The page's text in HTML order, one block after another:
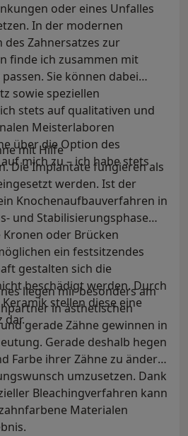
oder eines Unfalles
In der modernen
Zahnersatzes zur
finde ich zusammen mit
Sie können dabei
sowie speziellen
stets auf qualitativen und
Meisterlaboren
über die Option des
mich zu – ich habe stets
mit Hilfe
Die Implantate fungieren als
werden. Ist der
Knochenaufbauverfahren in
und Stabilisierungsphase
oder Brücken
ein festsitzendes
gestalten sich die
beschädigt werden. Durch
stellen diese eine
dar.
liegen mir besonders am
in ästhetischen
gerade Zähne gewinnen in
Gerade deshalb hegen
Farbe ihrer Zähne zu ändern.
umzusetzen. Dank
Bleachingverfahren kann
Materialen